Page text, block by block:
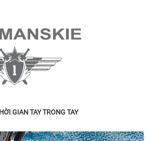
GIAN TAY TRONG TAY